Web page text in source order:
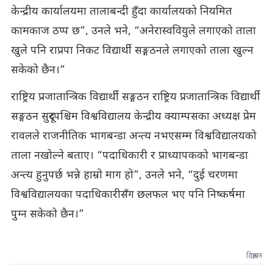
केन्द्रीय कार्यालयमा तालाबन्दी हुँदा कार्यालयको नियमित
कामकाज ठप्प छ”, उनले भने, “अनेरास्ववियुले लगाएको ताला
खुले पनि राप्रपा निकट विद्यार्थी सङ्गठनले लगाएको ताला खुल्न
सकेको छैन।”
राष्ट्रिय प्रजातान्त्रिक विद्यार्थी सङ्गठन राष्ट्रिय प्रजातान्त्रिक विद्यार्थी
सङ्गठन सुदूरपश्चिम विश्वविद्यालय केन्द्रीय क्याम्पसका अध्यक्ष प्रेम
रावलले राजनीतिक भागबन्डा अन्त्य नभएसम्म विश्वविद्यालयको
ताला नखोल्ने बताए। “पदाधिकारी र प्राध्यापकको भागबन्डा
अन्त्य हुनुपर्छ भन्ने हाम्रो माग हो”, उनले भने, “दुई चरणमा
विश्वविद्यालयका पदाधिकारीसँग छलफल भए पनि निष्कर्षमा
पुग्न सकेको छैन।”
विज्ञापन